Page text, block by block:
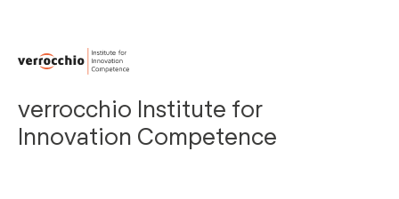
verrocchio Institute for
Innovation Competence